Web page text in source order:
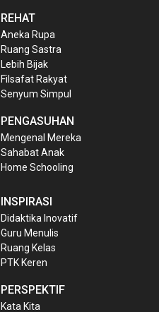
REHAT
Aneka Rupa
Ruang Sastra
Lebih Bijak
Filsafat Rakyat
Senyum Simpul
PENGASUHAN
Mengenal Mereka
Sahabat Anak
Home Schooling
INSPIRASI
Didaktika Inovatif
Guru Menulis
Ruang Kelas
PTK Keren
PERSPEKTIF
Kata Kita